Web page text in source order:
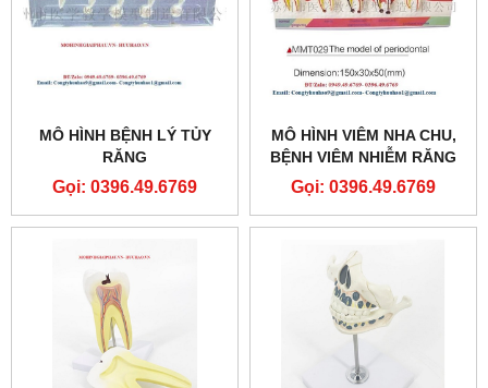
MÔ HÌNH BỆNH LÝ TỦY
RĂNG
Gọi: 0396.49.6769
MÔ HÌNH VIÊM NHA CHU,
BỆNH VIÊM NHIỄM RĂNG
Gọi: 0396.49.6769